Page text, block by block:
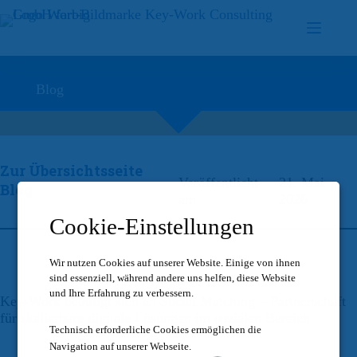
Zum
Inhalt
Blog
Zur Übersichtsseite
Blog
Veröffentlicht
21. Mai
Key-Work beteiligt sich an Social Matching – Partnerschaft
für skalierbare digitale Lösungen im sozialen Bereich
Cookie-Einstellungen
Wir nutzen Cookies auf unserer Website.Einige von ihnen
sind essenziell, während andere uns helfen, diese Website
und Ihre Erfahrung zu verbessern.
Technisch erforderliche Cookies ermöglichen die
Navigation auf unserer Webseite.